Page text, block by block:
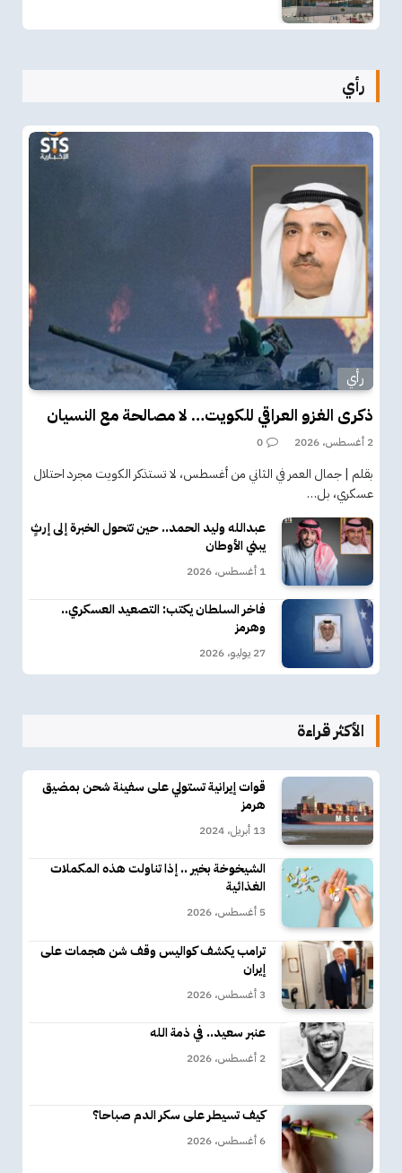
رأي
رأي
ذكرى الغزو العراقي للكويت… لا مصالحة مع النسيان
2 أغسطس، 2026 0
بقلم | جمال العمر في الثاني من أغسطس، لا تستذكر الكويت مجرد احتلال
عسكري، بل…
عبدالله وليد الحمد.. حين تتحول الخبرة إلى إرثٍ
يبني الأوطان
1 أغسطس، 2026
فاخر السلطان يكتب: التصعيد العسكري..
وهرمز
27 يوليو، 2026
الأكثر قراءة
قوات إيرانية تستولي على سفينة شحن بمضيق
هرمز
13 أبريل، 2024
الشيخوخة بخير .. إذا تناولت هذه المكملات
الغذائية
5 أغسطس، 2026
ترامب يكشف كواليس وقف شن هجمات على
إيران
3 أغسطس، 2026
عنبر سعيد.. في ذمة الله
2 أغسطس، 2026
كيف تسيطر على سكر الدم صباحا؟
6 أغسطس، 2026